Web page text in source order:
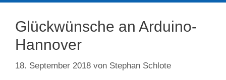
Glückwünsche an Arduino-
Hannover
18. September 2018 von Stephan Schlote